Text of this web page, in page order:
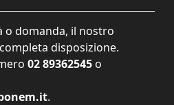
o domanda, il nostro
disposizione.
02 89362545 o
.